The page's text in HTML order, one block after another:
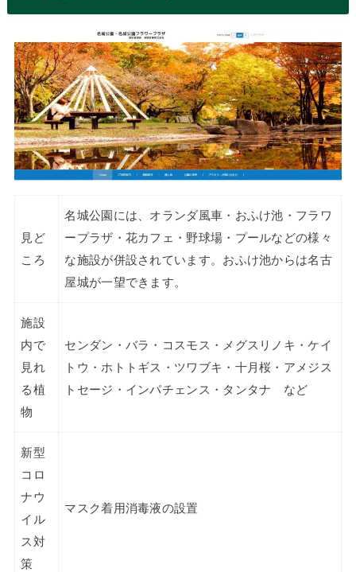
見ど
ころ
名城公園には、オランダ風車・おふけ池・フラワ
ープラザ・花カフェ・野球場・プールなどの様々
な施設が併設されています。おふけ池からは名古
屋城が一望できます。
施設
内で
見れ
る植
物
センダン・バラ・コスモス・メグスリノキ・ケイ
トウ・ホトトギス・ツワブキ・十月桜・アメジス
トセージ・インパチェンス・タンタナ など
新型
コロ
ナウ
イル
ス対
策
マスク着用消毒液の設置